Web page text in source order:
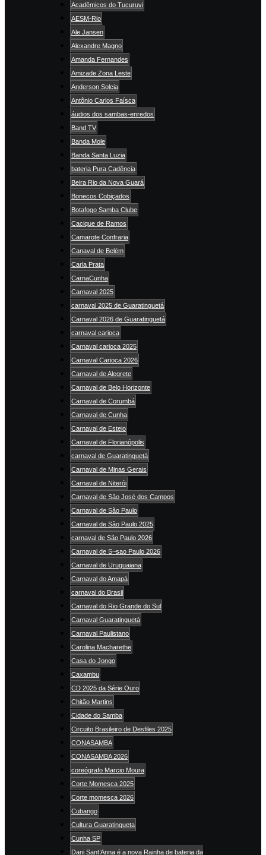
Acadêmicos do Tucuruvi
AESM-Rio
Ale Jansen
Alexandre Magno
Amanda Fernandes
Amizade Zona Leste
Anderson Solcia
Antônio Carlos Faísca
áudios dos sambas-enredos
Band TV
Banda Mole
Banda Santa Luzia
bateria Pura Cadência
Beira Rio da Nova Guará
Bonecos Cobiçados
Botafogo Samba Clube
Cacique de Ramos
Camarote Confraria
Canaval de Belém
Carla Prata
CarnaCunha
Carnaval 2025
carnaval 2025 de Guaratinguetá
Carnaval 2026 de Guaratinguetá
carnaval carioca
Carnaval carioca 2025
Carnaval Carioca 2026
Carnaval de Alegrete
Carnaval de Belo Horizonte
Carnaval de Corumbá
Carnaval de Cunha
Carnaval de Esteio
Carnaval de Florianópolis
carnaval de Guaratinguetá
Carnaval de Minas Gerais
Carnaval de Niterói
Carnaval de São José dos Campos
Carnaval de São Paulo
Carnaval de São Paulo 2025
carnaval de São Paulo 2026
Carnaval de S~sao Paulo 2026
Carnaval de Uruguaiana
Carnaval do Amapá
carnaval do Brasil
Carnaval do Rio Grande do Sul
Carnaval Guaratinguetá
Carnaval Paulistano
Carolina Macharethe
Casa do Jongo
Caxambu
CD 2025 da Série Ouro
Chitão Martins
Cidade do Samba
Circuito Brasileiro de Desfiles 2025
CONASAMBA
CONASAMBA 2026
coreógrafo Marcio Moura
Corte Momesca 2025
Corte momesca 2026
Cubango
Cultura Guaratingueta
Cunha SP
Dani Sant’Anna é a nova Rainha de bateria da